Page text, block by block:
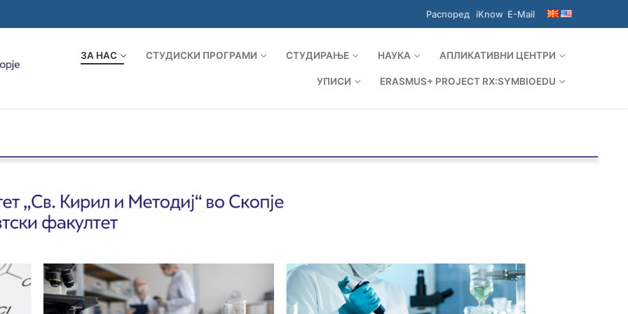
Распоред iKnow E-Mail
ЗА НАС СТУДИСКИ ПРОГРАМИ СТУДИРАЊЕ НАУКА АПЛИКАТИВНИ ЦЕНТРИ
УПИСИ ERASMUS+ PROJECT RX:SYMBIOEDU